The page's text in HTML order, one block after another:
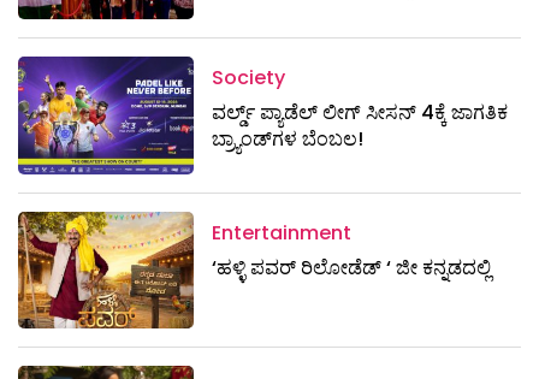
Society
ವರ್ಲ್ಡ್ ಪ್ಯಾಡೆಲ್ ಲೀಗ್ ಸೀಸನ್ 4ಕ್ಕೆ ಜಾಗತಿಕ
ಬ್ರ್ಯಾಂಡ್‌ಗಳ ಬೆಂಬಲ!
Entertainment
‘ಹಳ್ಳಿ ಪವರ್ ರಿಲೋಡೆಡ್ ‘ ಜೀ ಕನ್ನಡದಲ್ಲಿ